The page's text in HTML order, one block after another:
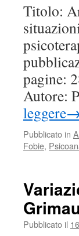
Titolo:
pagine:
Autore:
leggere
Pubblicato in
Fobie,
Pubblicato il